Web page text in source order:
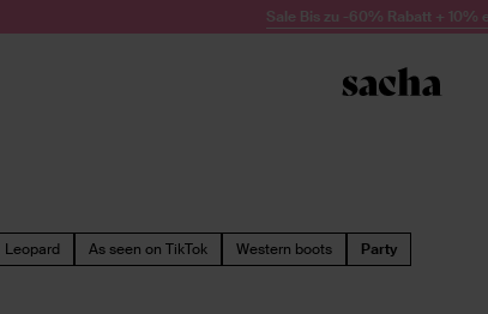
Sale Bis zu -60% Rabatt + 10%
Leopard As seen on TikTok Western boots Party